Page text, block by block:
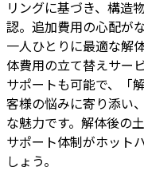
リングに基づき、構造
認。追加費用の心配が
一人ひとりに最適な解
体費用の立て替えサー
サポートも可能で、「
客様の悩みに寄り添い
な魅力です。解体後の
サポート体制がホット
しょう。